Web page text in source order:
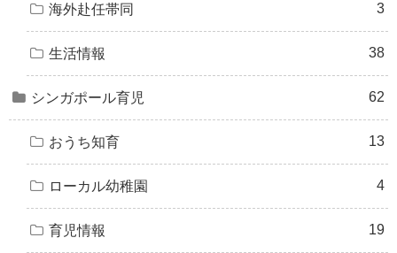
海外赴任帯同 3
生活情報 38
シンガポール育児 62
おうち知育 13
ローカル幼稚園 4
育児情報 19